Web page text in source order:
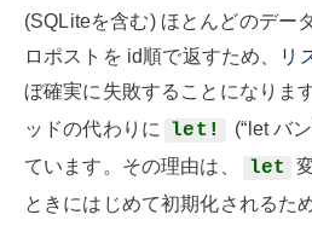
(SQLiteを含む) ほとんどのデー
ロポストを id順で返すため、
リ
ぼ確実に失敗することになりま
ッドの代わりに
let!
(“let バ
ています。その理由は、
let
ときにはじめて初期化されるた